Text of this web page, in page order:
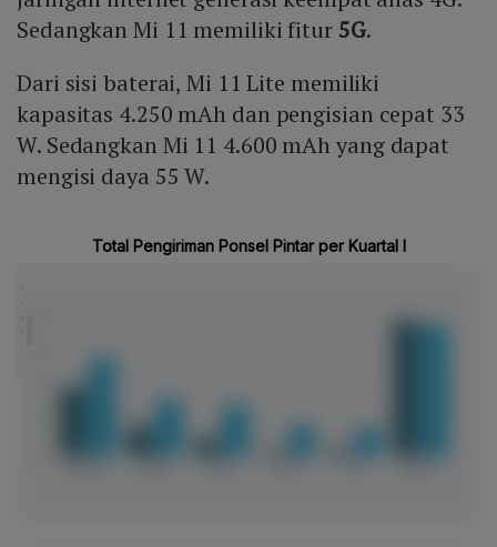
Sedangkan Mi 11 memiliki fitur 5G.
Dari sisi baterai, Mi 11 Lite memiliki
kapasitas 4.250 mAh dan pengisian cepat 33
W. Sedangkan Mi 11 4.600 mAh yang dapat
mengisi daya 55 W.